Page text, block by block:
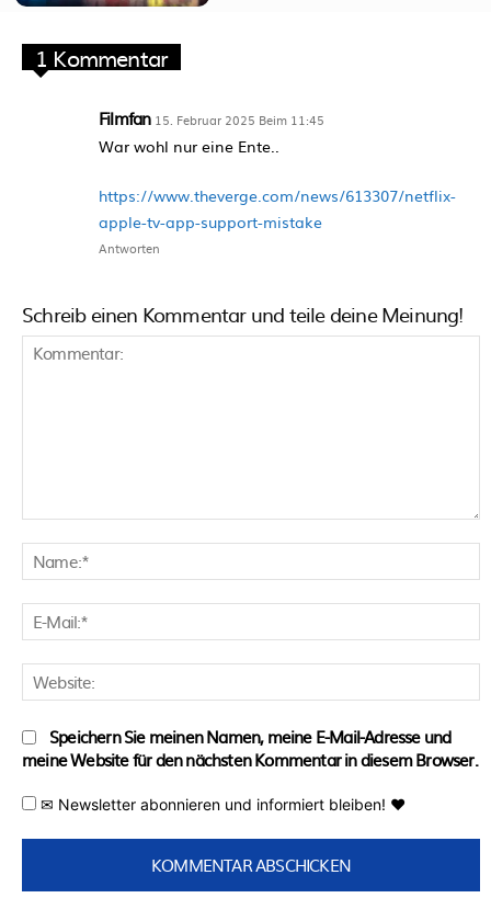
1 Kommentar
Filmfan 15. Februar 2025 Beim 11:45
War wohl nur eine Ente..
https://www.theverge.com/news/613307/netflix-
apple-tv-app-support-mistake
Antworten
Schreib einen Kommentar und teile deine Meinung!
Speichern Sie meinen Namen, meine E-Mail-Adresse und
meine Website für den nächsten Kommentar in diesem Browser.
✉ Newsletter abonnieren und informiert bleiben! ♥